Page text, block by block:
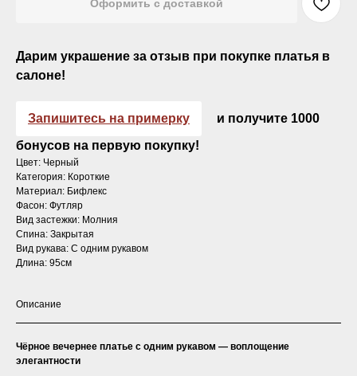
Оформить с доставкой
Дарим украшение за отзыв при покупке платья в
салоне!
Запишитесь на примерку
и получите 1000
бонусов на первую покупку!
Цвет: Черный
Категория: Короткие
Материал: Бифлекс
Фасон: Футляр
Вид застежки: Молния
Спина: Закрытая
Вид рукава: С одним рукавом
Длина: 95см
Описание
Чёрное вечернее платье с одним рукавом — воплощение
элегантности